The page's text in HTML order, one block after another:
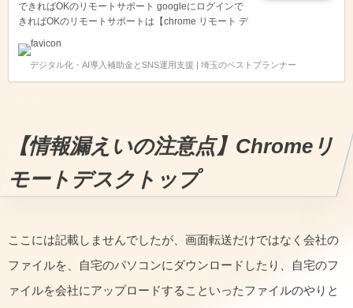
できればOKのリモートサポート googleにログインで
きればOKのリモートサポートは【chrome リモート デ
弊社は、パソコンの初期設定やトラブル対処をgoogle
にログインできればOKのリモートサポート【chrome
リモート デスクトップ】を活用して提供しておりま
【企業限定】とさせて頂いており、法人のみならず、
個人事業主の方も対応いた…
デジタル化・AI導入補助金とSNS運用支援 | 埼玉のベストプランナー
【情報漏えいの注意点】 Chromeリ
モートデスクトップ
ここには記載しませんでしたが、画面転送だけではなく会社の
ファイルを、自宅のパソコンにダウンロードしたり、自宅のフ
ァイルを会社にアップロードすることいったファイルのやりと